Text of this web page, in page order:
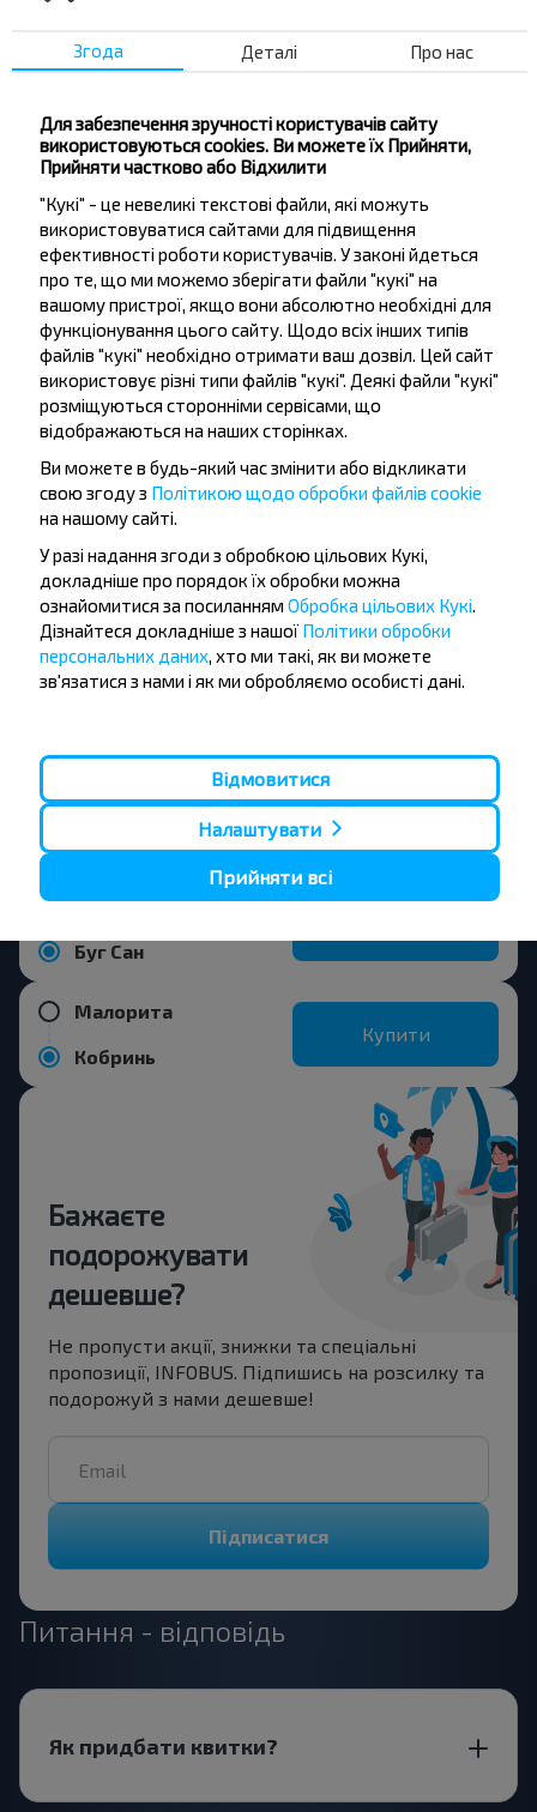
Інші рейси в Жабинка
Брест
Жабинка
Купити
Кобринь
Жабинка
Купити
Подлесье
Жабинка
Купити
Жабинка
Купити
Популярні напрямки з міста
Малорита
Малорита
Купити
Купити
Малорита
Буг Сан
Малорита
Кобринь
Купити
Бажаєте
подорожувати
дешевше?
Не пропусти акції, знижки та спеціальні
пропозиції, INFOBUS. Підпишись на розсилку та
подорожуй з нами дешевше!
Підписатися
Питання - відповідь
Як придбати квитки?
Згода Деталі Про нас
Для забезпечення зручності користувачів сайту
використовуються cookies. Ви можете їх Прийняти,
Прийняти частково або Відхилити
"Кукі" - це невеликі текстові файли, які можуть
використовуватися сайтами для підвищення
ефективності роботи користувачів. У законі йдеться
про те, що ми можемо зберігати файли "кукі" на
вашому пристрої, якщо вони абсолютно необхідні для
функціонування цього сайту. Щодо всіх інших типів
файлів "кукі" необхідно отримати ваш дозвіл. Цей сайт
використовує різні типи файлів "кукі". Деякі файли "кукі"
розміщуються сторонніми сервісами, що
відображаються на наших сторінках.
Ви можете в будь-який час змінити або відкликати
свою згоду з Політикою щодо обробки файлів cookie
на нашому сайті.
У разі надання згоди з обробкою цільових Кукі,
докладніше про порядок їх обробки можна
ознайомитися за посиланням Обробка цільових Кукі
Дізнайтеся докладніше з нашої Політики обробки
персональних даних , хто ми такі, як ви можете
зв'язатися з нами і як ми обробляємо особисті дані.
Відмовитися
Налаштувати
Прийняти всі